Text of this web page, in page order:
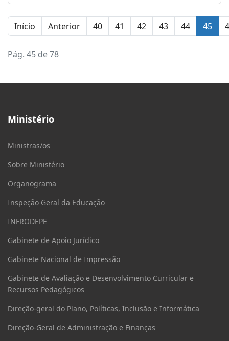
Início Anterior 40 41 42 43 44 45
Pág. 45 de 78
Ministério
Ministras/os
Sobre Ministério
Organograma
Inspeção Geral da Educação
INFRODEPE
Gabinete de Apoio Jurídico
Gabinete Nacional de Impressão
Gabinete de Avaliação e Desenvolvimento Curricular e
Recursos Pedagógicos
Direção-geral do Plano, Políticas, Inclusão e Informática
Direção-Geral de Administração e Finanças